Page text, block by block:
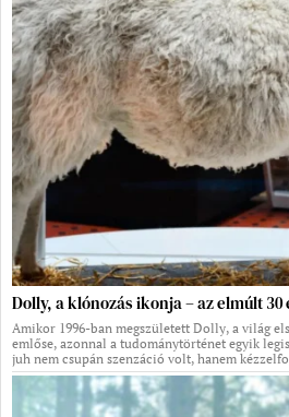
Dolly, a klónozás ikonja – az elmúlt
Amikor 1996-ban megszületett Dolly, a világ
emlőse, azonnal a tudománytörténet egyik
juh nem csupán szenzáció volt, hanem